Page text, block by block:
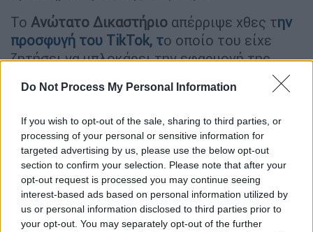
Do Not Process My Personal Information
If you wish to opt-out of the sale, sharing to third parties, or
processing of your personal or sensitive information for
targeted advertising by us, please use the below opt-out
section to confirm your selection. Please note that after your
opt-out request is processed you may continue seeing
interest-based ads based on personal information utilized by
us or personal information disclosed to third parties prior to
your opt-out. You may separately opt-out of the further
Το Ανώτατο Δικαστήριο απέρριψε χθες την
προσφυγή του TikTok, το οποίο του είχε
ζητήσει να μπλοκάρει την εφαρμογή της
περισσότερους από 170 εκατομμύρια
Αμερικανούς τοTikTokπροσφέρει έναν
σημαντικό τρόπο έκφρασης, διάδρασης και
ένταξης σε μια κοινότητα», ανέφεραν στην
ομόφωνη απόφασή τους οι εννέα δικαστές
του Ανώτατου Δικαστηρίου.